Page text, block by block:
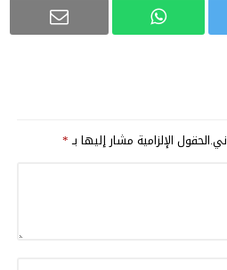
الحقول الإلزامية مشار إليها بـ*